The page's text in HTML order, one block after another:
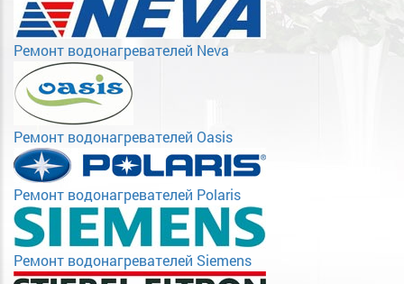
Ремонт водонагревателей Neva
Ремонт водонагревателей Oasis
Ремонт водонагревателей Polaris
Ремонт водонагревателей Siemens